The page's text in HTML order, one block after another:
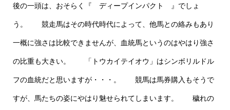
後の一頭は、おそらく『 ディープインパクト 』でしょ
う。 競走馬はその時代時代によって、他馬との絡みもあり
一概に強さは比較できませんが、血統馬というのはやはり強さ
の比重も大きい。 「トウカイテイオウ」はシンボリルドル
フの血統だと思いますが・・・。 競馬は馬券購入もそうで
すが、馬たちの姿にやはり魅せられてしまいます。 穢れの